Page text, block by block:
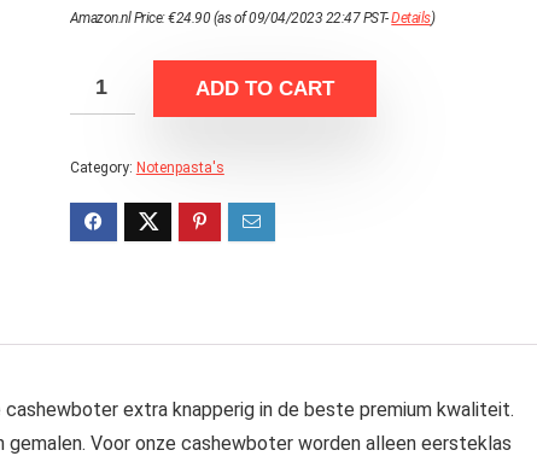
Amazon.nl Price:€24.90(as of 09/04/2023 22:47 PST-Details)
ADD TO CART
Category: Notenpasta's
cashewboter extra knapperig in de beste premium kwaliteit.
Voor onze cashewboter worden alleen eersteklas